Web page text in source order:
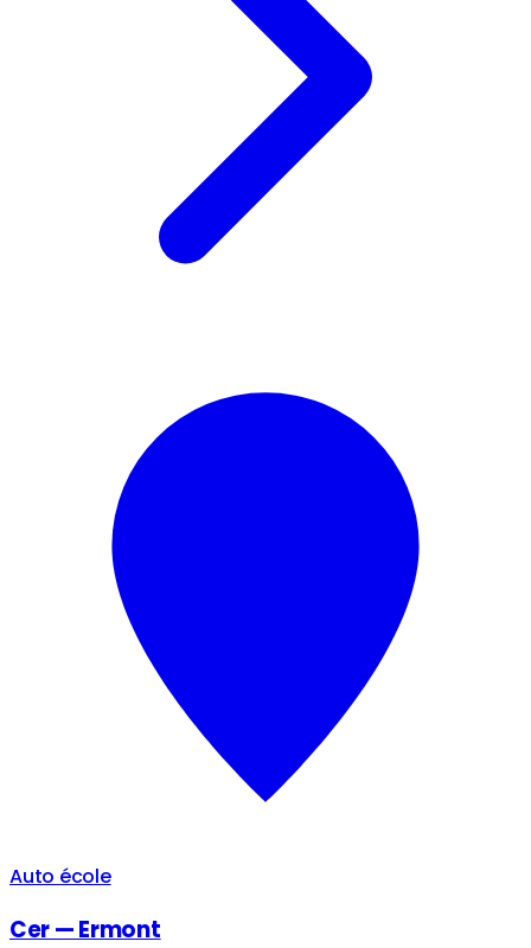
Auto école
Cer — Ermont